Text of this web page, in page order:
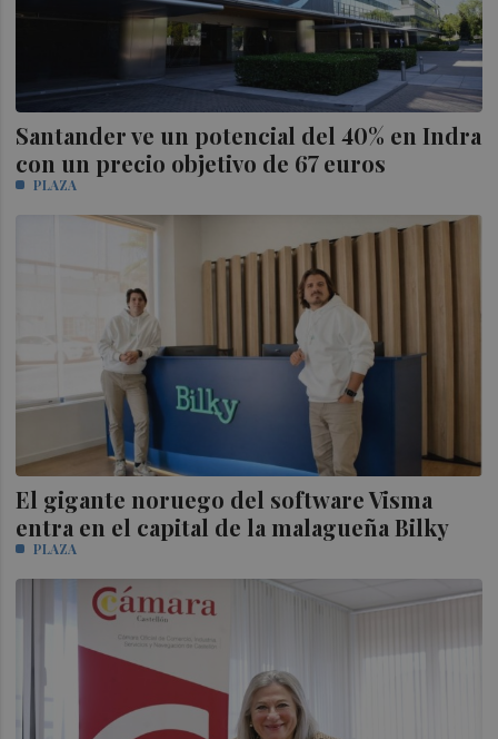
Santander ve un potencial del 40% en Indra
con un precio objetivo de 67 euros
PLAZA
El gigante noruego del software Visma
entra en el capital de la malagueña Bilky
PLAZA